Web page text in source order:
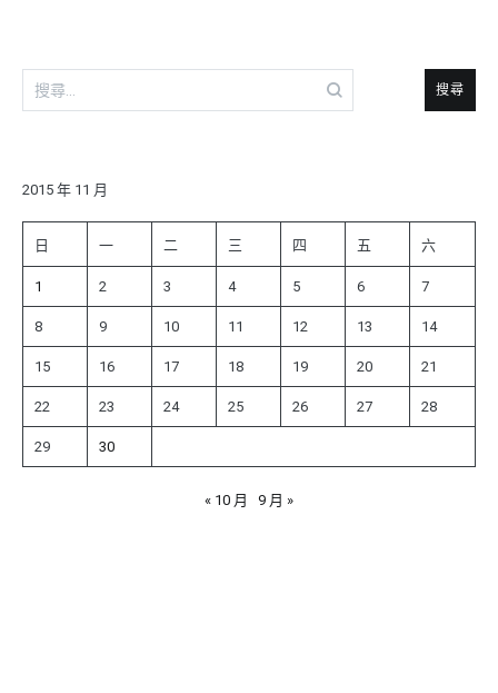
搜
尋
字:
2015 年 11 月
日 一 二 三 四 五 六
1 2 3 4 5 6 7
8 9 10 11 12 13 14
15 16 17 18 19 20 21
22 23 24 25 26 27 28
29 30
« 10 月 9 月 »